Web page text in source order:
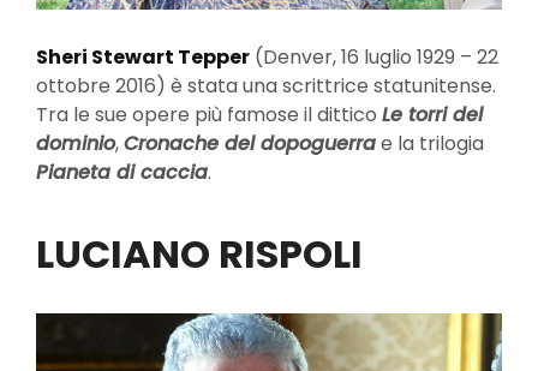
Sheri Stewart Tepper (Denver, 16 luglio 1929 – 22
ottobre 2016) è stata una scrittrice statunitense.
Tra le sue opere più famose il dittico Le torri del
dominio,Cronache del dopoguerrae la trilogia
Pianeta di caccia.
LUCIANO RISPOLI